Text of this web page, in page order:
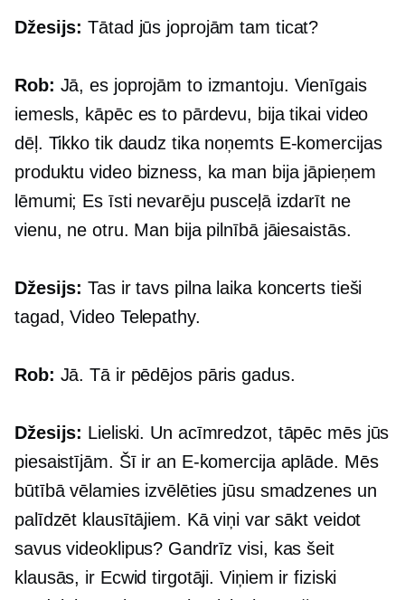
Džesijs: Tātad jūs joprojām tam ticat?
Rob: Jā, es joprojām to izmantoju. Vienīgais
iemesls, kāpēc es to pārdevu, bija tikai video
dēļ. Tikko tik daudz tika noņemts E-komercijas
produktu video bizness, ka man bija jāpieņem
lēmumi; Es īsti nevarēju pusceļā izdarīt ne
vienu, ne otru. Man bija pilnībā jāiesaistās.
Džesijs: Tas ir tavs pilna laikakoncerts tieši
tagad, Video Telepathy.
Rob: Jā. Tā ir pēdējos pāris gadus.
Džesijs: Lieliski. Un acīmredzot, tāpēc mēs jūs
piesaistījām. Šī ir an E-komercijaaplāde. Mēs
būtībā vēlamies izvēlēties jūsu smadzenes un
palīdzēt klausītājiem. Kā viņi var sākt veidot
savus videoklipus? Gandrīz visi, kas šeit
klausās, ir Ecwid tirgotāji. Viņiem ir fiziski